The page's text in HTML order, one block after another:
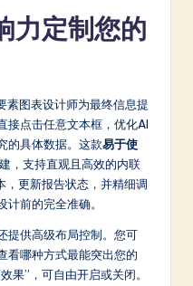
力定制您的
素图表设计师为最终信息提
接点击任意文本框，优化AI
的具体数据。这款易于使
，支持直观且高效的内联
，更新报告状态，并精细调
前的完全准确。
提供高级布局控制。您可
看哪种方式最能突出您的
果”，可自由开启或关闭。